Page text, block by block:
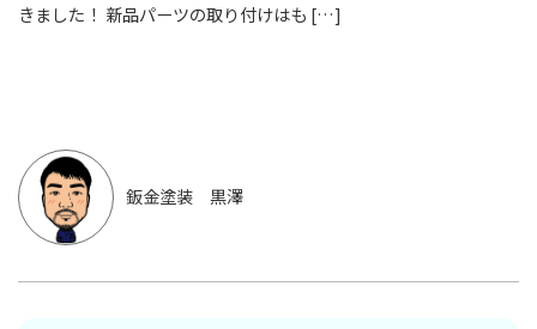
きました！ 新品パーツの取り付けはも […]
鈑金塗装 黒澤